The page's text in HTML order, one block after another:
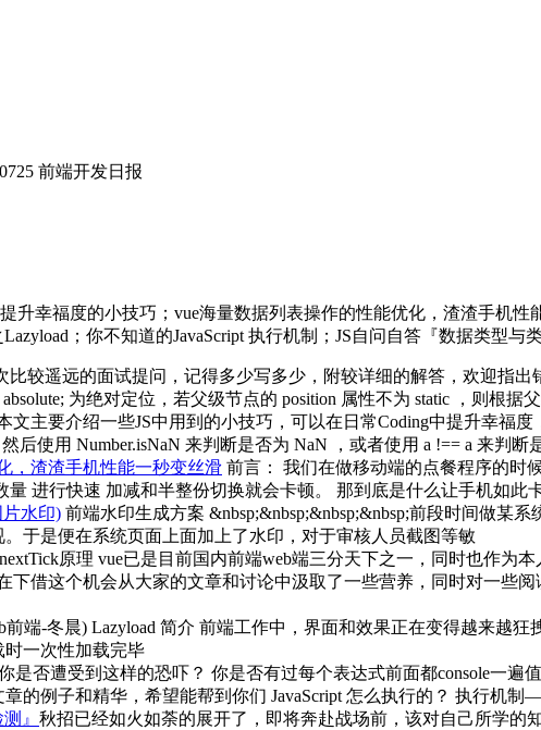
前端开发日报
升幸福度的小技巧；vue海量数据列表操作的性能优化，渣渣手机
；你不知道的JavaScript 执行机制；JS自问自答『数据类型与类
比较遥远的面试提问，记得多少写多少，附较详细的解答，欢迎指出
为绝对定位，若父级节点的 position 属性不为 static ，则根据
文主要介绍一些JS中用到的小技巧，可以在日常Coding中提升幸福
后使用 Number.isNaN 来判断是否为 NaN ，或者使用 a !== a 来判
，渣渣手机性能一秒变丝滑 前言： 我们在做移动端的点餐程序的时
量 进行快速 加减和半整份切换就会卡顿。 那到底是什么让手机如
水印) 前端水印生成方案 &nbsp;&nbsp;&nbsp;&nbsp;前段时间做某
于是便在系统页面上面加上了水印，对于审核人员截图等敏
原理 vue已是目前国内前端web端三分天下之一，同时也作为
下借这个机会从大家的文章和讨论中汲取了一些营养，同时对一些
前端-冬晨) Lazyload 简介 前端工作中，界面和效果正在变得越来越
一次性加载完毕
是否遭受到这样的恐吓？ 你是否有过每个表达式前面都console一
的例子和精华，希望能帮到你们 JavaScript 怎么执行的？ 执行机
』 秋招已经如火如荼的展开了，即将奔赴战场前，该对自己所学的